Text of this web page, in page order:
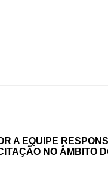
A EQUIPE
NO ÂMBITO